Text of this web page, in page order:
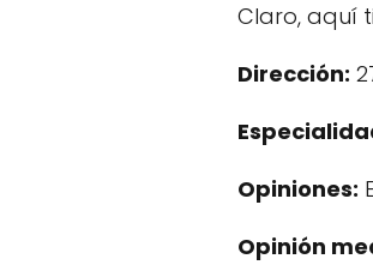
Claro, aquí
Dirección:
Opiniones:
Opinión